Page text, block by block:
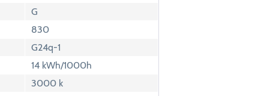
G
830
G24q-1
14 kWh/1000h
3000 k